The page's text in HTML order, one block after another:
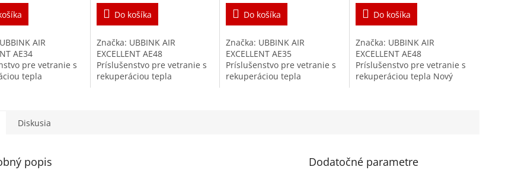
AIR
AE34
pre vetranie s
tepla
systému...
Do košíka
Značka: UBBINK AIR
EXCELLENT AE48
Príslušenstvo pre vetranie s
rekuperáciou tepla
Do košíka
Značka: UBBINK AIR
EXCELLENT AE35
Príslušenstvo pre vetranie s
rekuperáciou tepla
Do košíka
Značka: UBBINK AIR
EXCELLENT AE48
Príslušenstvo pre vetranie s
rekuperáciou tepla Nový
Diskusia
popis Dodatočné parametre